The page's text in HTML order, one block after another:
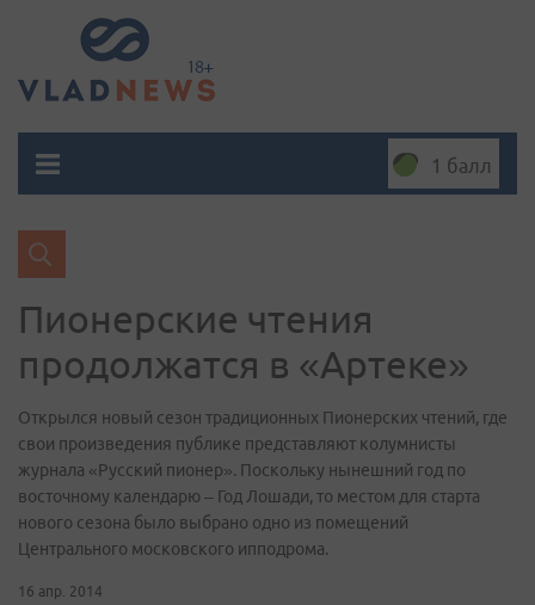
1 балл
Пионерские чтения
продолжатся в «Артеке»
Открылся новый сезон традиционных Пионерских чтений, где
свои произведения публике представляют колумнисты
журнала «Русский пионер». Поскольку нынешний год по
восточному календарю – Год Лошади, то местом для старта
нового сезона было выбрано одно из помещений
Центрального московского ипподрома.
16 апр. 2014